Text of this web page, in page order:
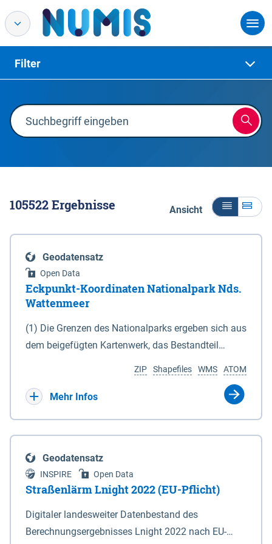
Filter
105522Ergebnisse Ansicht
Geodatensatz
Open Data
Eckpunkt-Koordinaten Nationalpark Nds.
Wattenmeer
(1) Die Grenzen des Nationalparks ergeben sich aus
dem beigefügten Kartenwerk, das Bestandteil
(DTK) im Maßstab 1 : 100 000 (Anlage 2), 2.
verkleinerte Amtliche Karte 1 : 5 000 (AK5) im
projizierte Koordinaten im Europäischen
Terrestrischen Referenzsystem 1989 (ETRS 89) mit
der Universalen Transversalen Mercator-Abbildung
bezogen auf die Zone 32 N (UTM 32N) dargestellt
(Anlage 4); Gleiches gilt für die geografischen
ATOM
WMS
Shapefiles
ZIP
Mehr Infos
Geodatensatz
INSPIRE Open Data
Straßenlärm Lnight 2022 (EU-Pflicht)
Digitaler landesweiter Datenbestand des
Berechnungsergebnisses Lnight 2022 nach EU-